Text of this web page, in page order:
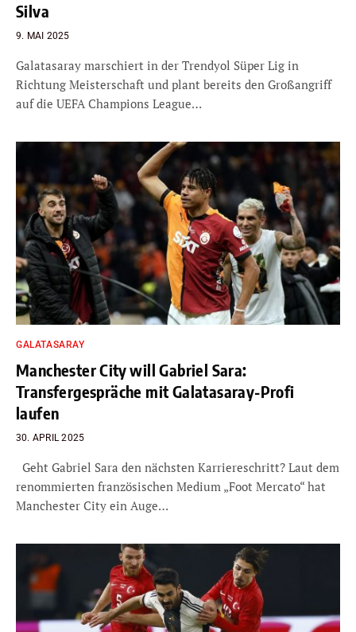
Silva
9. MAI 2025
Galatasaray marschiert in der Trendyol Süper Lig in
Richtung Meisterschaft und plant bereits den Großangriff
auf die UEFA Champions League…
GALATASARAY
Manchester City will Gabriel Sara:
Transfergespräche mit Galatasaray-Profi
laufen
30. APRIL 2025
Geht Gabriel Sara den nächsten Karriereschritt? Laut dem
renommierten französischen Medium „Foot Mercato“ hat
Manchester City ein Auge…